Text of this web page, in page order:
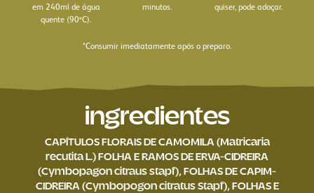
em 240ml de água
quente (90ºC).
minutos.
quiser, pode adoçar.
*Consumir imediatamente após o preparo.
ingredientes
CAPÍTULOS FLORAIS DE CAMOMILA (Matricaria
recutita L.) FOLHA E RAMOS DE ERVA-CIDREIRA
(Cymbopagon citraus stapf), FOLHAS DE CAPIM-
CIDREIRA (Cymbopogon citratus Stapf), FOLHAS E